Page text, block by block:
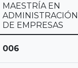
MAESTRÍA EN
ADMINISTRACIÓN
DE EMPRESAS
006